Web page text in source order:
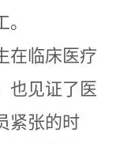
在临床医疗
也见证了医
紧张的时